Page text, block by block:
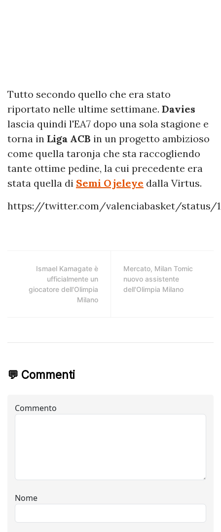
Tutto secondo quello che era stato
riportato nelle ultime settimane. Davies
lascia quindi l'EA7 dopo una sola stagione e
torna in Liga ACB in un progetto ambizioso
come quella taronja che sta raccogliendo
tante ottime pedine, la cui precedente era
stata quella di Semi Ojeleye dalla Virtus.
https://twitter.com/valenciabasket/status/
Ismael Kamagate è
ufficialmente un
giocatore dell'Olimpia
Milano
Mercato, Milan Tomic
nuovo assistente
dell'Olimpia Milano
💬 Commenti